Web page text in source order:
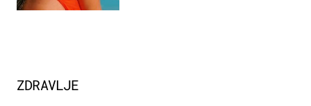
ZDRAVLJE